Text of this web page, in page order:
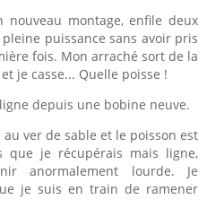
nouveau montage, enfile deux
puissance sans avoir pris
fois. Mon arraché sort de la
je casse... Quelle poisse !
depuis une bobine neuve.
au ver de sable et le poisson est
que je récupérais mais ligne,
anormalement lourde. Je
je suis en train de ramener